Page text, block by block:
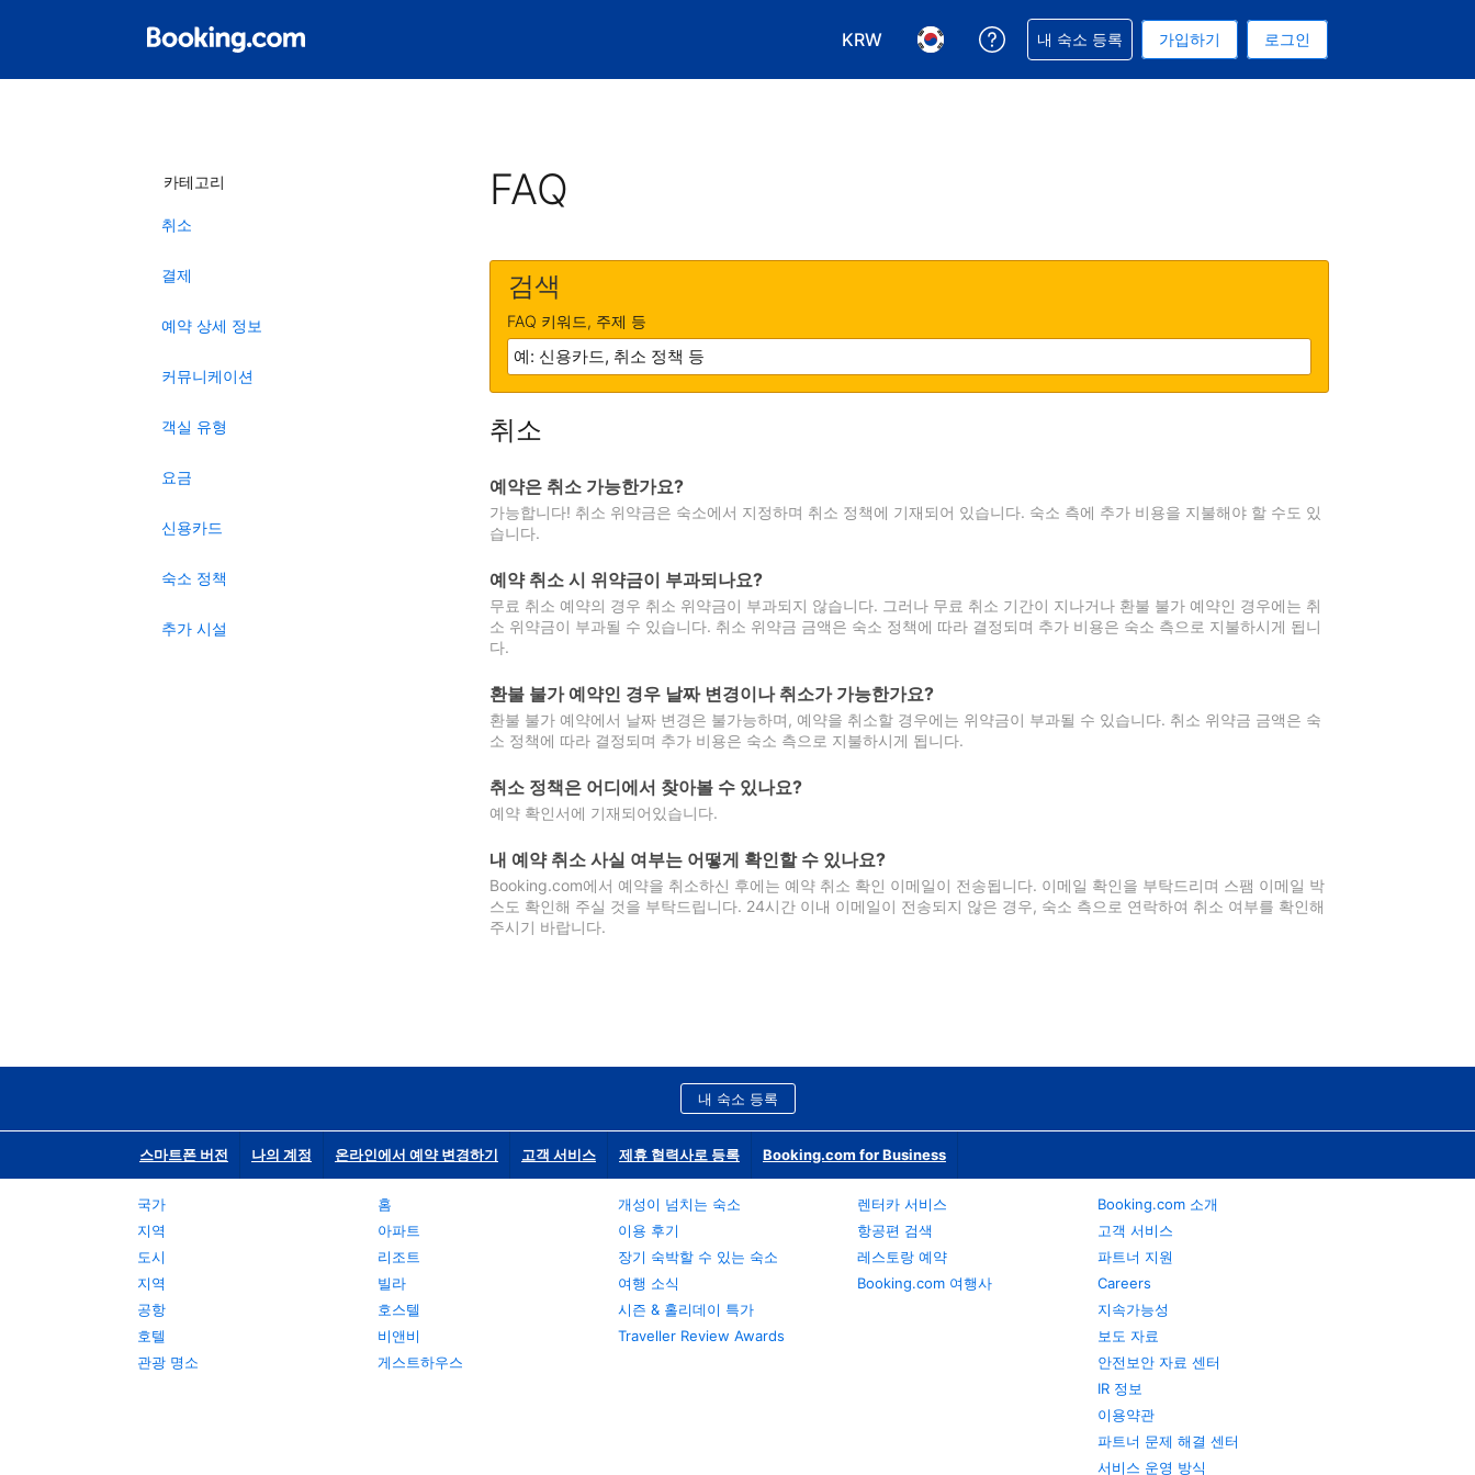
KRW
통화 선택. 현재 선택된 통화는 대한민국 원입니다
언어 선택. 현재 선택된 언어는 한국어입니다
예약과 관련해 도움을 받으실 수 있습니다
내 숙소 등록 가입하기 로그인
카테고리
취소
결제
예약 상세 정보
커뮤니케이션
객실 유형
요금
신용카드
숙소 정책
추가 시설
FAQ
검색
FAQ 키워드, 주제 등
취소
예약은 취소 가능한가요?
가능합니다! 취소 위약금은 숙소에서 지정하며 취소 정책에 기재되어 있습니다. 숙소 측에 추가 비용을 지불해야 할 수도 있
습니다.
예약 취소 시 위약금이 부과되나요?
무료 취소 예약의 경우 취소 위약금이 부과되지 않습니다. 그러나 무료 취소 기간이 지나거나 환불 불가 예약인 경우에는 취
소 위약금이 부과될 수 있습니다. 취소 위약금 금액은 숙소 정책에 따라 결정되며 추가 비용은 숙소 측으로 지불하시게 됩니
다.
환불 불가 예약인 경우 날짜 변경이나 취소가 가능한가요?
환불 불가 예약에서 날짜 변경은 불가능하며, 예약을 취소할 경우에는 위약금이 부과될 수 있습니다. 취소 위약금 금액은 숙
소 정책에 따라 결정되며 추가 비용은 숙소 측으로 지불하시게 됩니다.
취소 정책은 어디에서 찾아볼 수 있나요?
예약 확인서에 기재되어있습니다.
내 예약 취소 사실 여부는 어떻게 확인할 수 있나요?
Booking.com에서 예약을 취소하신 후에는 예약 취소 확인 이메일이 전송됩니다. 이메일 확인을 부탁드리며 스팸 이메일 박
스도 확인해 주실 것을 부탁드립니다. 24시간 이내 이메일이 전송되지 않은 경우, 숙소 측으로 연락하여 취소 여부를 확인해
주시기 바랍니다.
내 숙소 등록
스마트폰 버전 나의 계정 온라인에서 예약 변경하기 고객 서비스 제휴 협력사로 등록 Booking.com for Business
국가
지역
도시
지역
공항
호텔
관광 명소
홈
아파트
리조트
빌라
호스텔
비앤비
게스트하우스
개성이 넘치는 숙소
이용 후기
장기 숙박할 수 있는 숙소
여행 소식
시즌 & 홀리데이 특가
Traveller Review Awards
렌터카 서비스
항공편 검색
레스토랑 예약
Booking.com 여행사
Booking.com 소개
고객 서비스
파트너 지원
Careers
지속가능성
보도 자료
안전보안 자료 센터
IR 정보
이용약관
파트너 문제 해결 센터
서비스 운영 방식